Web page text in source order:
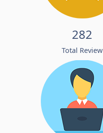
282
Total Review